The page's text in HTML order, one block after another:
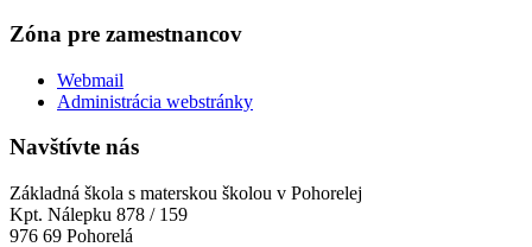
Zóna pre zamestnancov
Webmail
Administrácia webstránky
Navštívte nás
Základná škola s materskou školou v Pohorelej
Kpt. Nálepku 878 / 159
976 69 Pohorelá